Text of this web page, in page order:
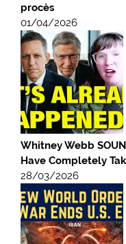
procès
01/04/2026
Whitney Webb
Have Completely
28/03/2026